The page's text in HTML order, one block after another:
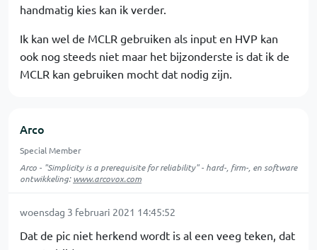
handmatig kies kan ik verder.
Ik kan wel de MCLR gebruiken als input en HVP kan
ook nog steeds niet maar het bijzonderste is dat ik de
MCLR kan gebruiken mocht dat nodig zijn.
Arco
Special Member
Arco - "Simplicity is a prerequisite for reliability" - hard-, firm-, en software
ontwikkeling:www.arcovox.com
woensdag 3 februari 2021 14:45:52
Dat de pic niet herkend wordt is al een veeg teken, dat